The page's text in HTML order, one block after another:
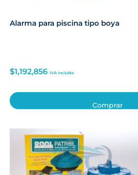
Alarma para piscina tipo boya
$1,192,856 IVA Incluido
Comprar